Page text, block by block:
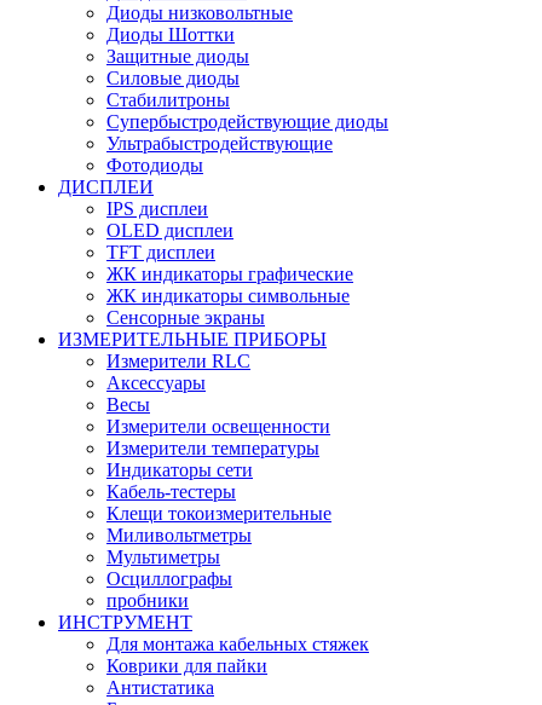
Диоды низковольтные
Диоды Шоттки
Защитные диоды
Силовые диоды
Стабилитроны
Супербыстродействующие диоды
Ультрабыстродействующие
Фотодиоды
ДИСПЛЕИ
IPS дисплеи
OLED дисплеи
TFT дисплеи
ЖК индикаторы графические
ЖК индикаторы символьные
Сенсорные экраны
ИЗМЕРИТЕЛЬНЫЕ ПРИБОРЫ
Измерители RLC
Аксессуары
Весы
Измерители освещенности
Измерители температуры
Индикаторы сети
Кабель-тестеры
Клещи токоизмерительные
Миливольтметры
Мультиметры
Осциллографы
пробники
ИНСТРУМЕНТ
Для монтажа кабельных стяжек
Коврики для пайки
Антистатика